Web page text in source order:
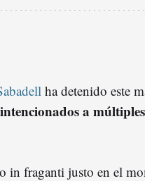
ha detenido este
a
in fraganti justo en el